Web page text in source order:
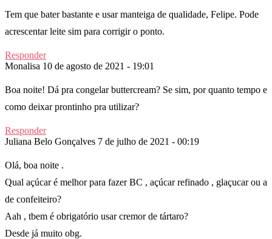
Tem que bater bastante e usar manteiga de qualidade, Felipe. Pode
acrescentar leite sim para corrigir o ponto.
Responder
Monalisa 10 de agosto de 2021 - 19:01
Boa noite! Dá pra congelar buttercream? Se sim, por quanto tempo e
como deixar prontinho pra utilizar?
Responder
Juliana Belo Gonçalves 7 de julho de 2021 - 00:19
Olá, boa noite .
Qual açúcar é melhor para fazer BC , açúcar refinado , glaçucar ou a
de confeiteiro?
Aah , tbem é obrigatório usar cremor de tártaro?
Desde já muito obg.